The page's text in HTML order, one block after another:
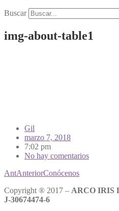
Buscar
img-about-table1
Gil
marzo 7, 2018
7:02 pm
No hay comentarios
AntAnteriorConócenos
Copyright ® 2017 – ARCO IRIS
J-30674474-6